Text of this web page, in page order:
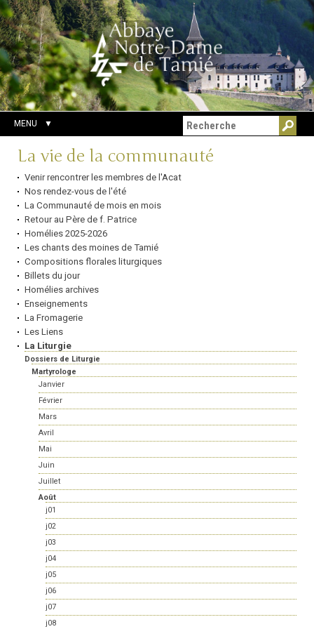
Aller
au
contenu.
|
Aller
à
la
navigation
Outils
personnels
Chercher par
Recherche
avancée…
MENU
Navigation
La vie de la communauté
Venir rencontrer les membres de l'Acat
Nos rendez-vous de l'été
La Communauté de mois en mois
Retour au Père de f. Patrice
Homélies 2025-2026
Les chants des moines de Tamié
Compositions florales liturgiques
Billets du jour
Homélies archives
Enseignements
La Fromagerie
Les Liens
La Liturgie
Dossiers de Liturgie
Martyrologe
Janvier
Février
Mars
Avril
Mai
Juin
Juillet
Août
j01
j02
j03
j04
j05
j06
j07
j08